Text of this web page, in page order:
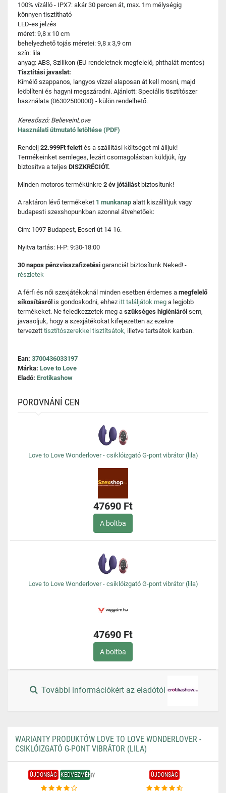
100% vízálló - IPX7: akár 30 percen át, max. 1m mélységig
könnyen tisztítható
LED-es jelzés
méret: 9,8 x 10 cm
behelyezhető tojás méretei: 9,8 x 3,9 cm
szín: lila
anyag: ABS, Szilikon (EU-rendeletnek megfelelő, phthalát-mentes)
Tisztítási javaslat:
Kímélő szappanos, langyos vízzel alaposan át kell mosni, majd
leöblíteni és hagyni megszáradni. Ajánlott: Speciális tisztítószer
használata (06302500000) - külön rendelhető.
Keresőszó: BelieveinLove
Használati útmutató letöltése (PDF)
Rendelj 22.999Ft felettés a szállítási költséget mi álljuk!
Termékeinket semleges, lezárt csomagolásban küldjük, így
biztosítva a teljes DISZKRÉCIÓT.
Minden motoros termékünkre 2 év jótállást biztosítunk!
A raktáron lévő termékeket 1 munkanap alatt kiszállítjuk vagy
budapesti szexshopunkban azonnal átvehetőek:
Cím: 1097 Budapest, Ecseri út 14-16.
Nyitva tartás: H-P: 9:30-18:00
30 napos pénzvisszafizetési garanciát biztosítunk Neked! -
részletek
A férfi és női szexjátékoknál minden esetben érdemes a megfelelő
síkosításról is gondoskodni, ehhez itt találjátok meg a legjobb
termékeket. Ne feledkezzetek meg a szükséges higiéniáról sem,
javasoljuk, hogy a szexjátékokat kifejezetten az ezekre
tervezett tisztítószerekkel tisztítsátok, illetve tartsátok karban.
Ean: 3700436033197
Márka: Love to Love
Eladó: Erotikashow
POROVNÁNÍ CEN
Love to Love Wonderlover - csiklóizgató G-pont vibrátor (lila)
47690 Ft
A boltba
Love to Love Wonderlover - csiklóizgató G-pont vibrátor (lila)
47690 Ft
A boltba
További információkért az eladótól
WARIANTY PRODUKTÓW LOVE TO LOVE WONDERLOVER -
CSIKLÓIZGATÓ G-PONT VIBRÁTOR (LILA)
ÚJDONSÁG KEDVEZMÉNY ÚJDONSÁG